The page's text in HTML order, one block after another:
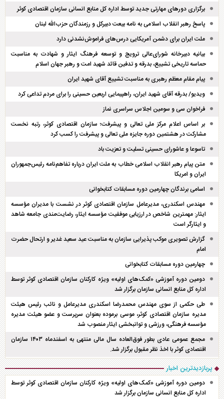
برگزاری دور‌های مهارتی جدید توسط اداره کل منابع انسانی سازمان اقتصادی کوثر
پاسخ رهبر انقلاب اسلامی به نامه بیعت دبیرکل و رزمندگان حزب‌الله لبنان
ملت ایران برای دشمن آمریکایی درس‌های فراموش‌نشدنی دارد
بیانیه دبیرخانه شورای‌عالی ترویج و توسعه فرهنگ ایثار و شهادت به مناسبت
حماسه تاریخی تشییع، بدرقه و تدفین قائد شهید امت و رهبر جهان اسلام
پیام مقام معظم رهبری به مناسبت تشییع آقای شهید ایران
ویدیو/ بدرقه آقای شهید ایران، راهپیمایی اربعین حسینی را برای مردم تداعی کرد
فراخوان سی و سومین اجلاس سراسری نماز
بر اساس اعلام مرکز ملی تعالی و پیشرفت؛ سازمان اقتصادی کوثر، رتبه نخست
مشارکت در هشتمین دوره جایزه ملی تعالی و پیشرفت را کسب کرد
تاسوعا و عاشورای حسینی تسلیت و تعزیت باد
متن پیام رهبر انقلاب اسلامی خطاب به ملت ایران درباره تفاهم‌نامه رئیس‌جمهوران
ایران و امریکا
اسامی برندگان چهارمین دوره مسابقات کتابخوانی
مهندس اسکندری، مدیرعامل سازمان اقتصادی کوثر در نشست با مدیران مؤسسه
ایثار: مهمترین شاخص در ارزیابی موفقیت مؤسسه ایثار، رضایت‌مندی جامعه شاهد
و ایثارگر است
گزارش تصویری موکب پذیرایی سازمان به مناسبت عید سعید غدیر و ارتحال حضرت
امام
چهارمین دوره مسابقات کتابخوانی
دومین دوره آموزشی «کمک‌های اولیه» ویژه کارکنان سازمان اقتصادی کوثر توسط
اداره کل منابع انسانی سازمان برگزار شد
طی حکمی از سوی مهندس محمدرضا اسکندری مدیرعامل و نائب رئیس هیئت
مدیره سازمان اقتصادی کوثر، موسی برموده بعنوان سرپرست و عضو هیئت مدیره
مؤسسه فرهنگی، ورزشی و توانبخشی ایثار منصوب شد
مجمع عمومی عادی بطور فوق‌العاده سال مالی منتهی به اسفند‌ماه ۱۴۰۳ سازمان
اقتصادی کوثر با اخذ نظر مقبول برگزار شد.
پربازدیدترین اخبار
دومین دوره آموزشی «کمک‌های اولیه» ویژه کارکنان سازمان اقتصادی کوثر توسط
اداره کل منابع انسانی سازمان برگزار شد